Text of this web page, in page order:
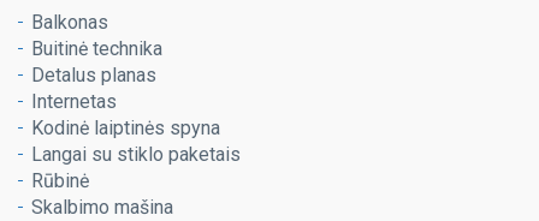
Balkonas
Buitinė technika
Detalus planas
Internetas
Kodinė laiptinės spyna
Langai su stiklo paketais
Rūbinė
Skalbimo mašina